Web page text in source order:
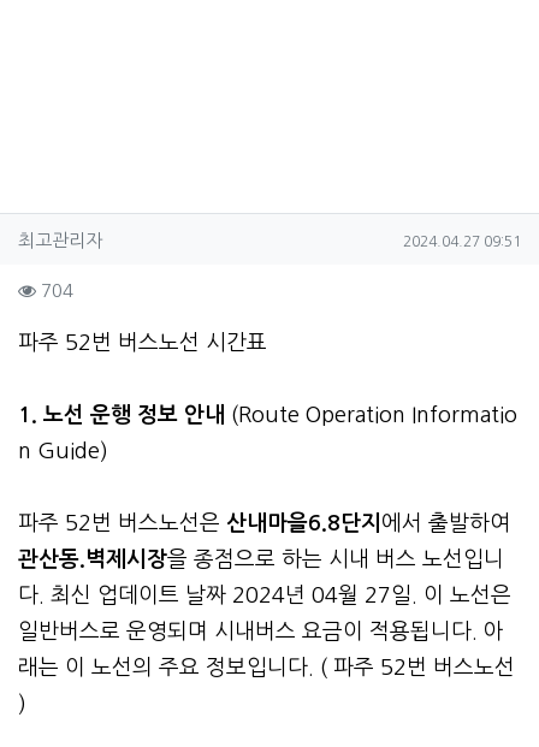
작성자 정보
최고관리자작성 작성일
2024.04.27 09:51
컨텐츠 정보
704
본문
파주 52번 버스노선 시간표
1. 노선 운행 정보 안내 (Route Operation Informatio
n Guide)
파주 52번 버스노선은 산내마을6.8단지 에서 출발하여
관산동.벽제시장을 종점으로 하는 시내 버스 노선입니
다. 최신 업데이트 날짜 2024년 04월 27일. 이 노선은
일반버스로 운영되며 시내버스 요금이 적용됩니다. 아
래는 이 노선의 주요 정보입니다. ( 파주 52번 버스노선
)